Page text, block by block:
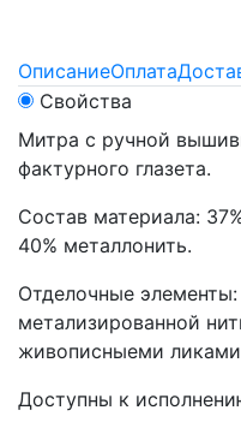
ОписаниеОплата
Свойства
Митра с ручной
фактурного глазета.
Состав материала:
40% металлонить.
Отделочные
метализированной
живописныеми
Доступны к